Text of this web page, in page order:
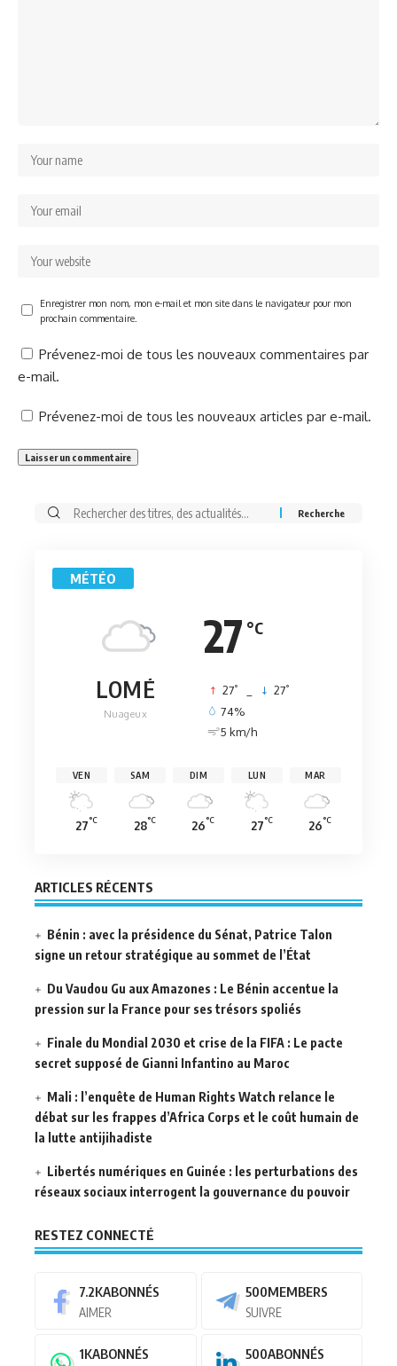
Enregistrer mon nom, mon e-mail et mon site dans le navigateur pour mon
prochain commentaire.
Prévenez-moi de tous les nouveaux commentaires par
e-mail.
Prévenez-moi de tous les nouveaux articles par e-mail.
Rechercher:
MÉTÉO
27 °C
LOMÉ
Nuageux
27° 27°
74%
5 km/h
VEN
27°C
SAM
28°C
DIM
26°C
LUN
27°C
MAR
26°C
ARTICLES RÉCENTS
Bénin : avec la présidence du Sénat, Patrice Talon
signe un retour stratégique au sommet de l’État
Du Vaudou Gu aux Amazones : Le Bénin accentue la
pression sur la France pour ses trésors spoliés
Finale du Mondial 2030 et crise de la FIFA : Le pacte
secret supposé de Gianni Infantino au Maroc
Mali : l’enquête de Human Rights Watch relance le
débat sur les frappes d’Africa Corps et le coût humain de
la lutte antijihadiste
Libertés numériques en Guinée : les perturbations des
réseaux sociaux interrogent la gouvernance du pouvoir
RESTEZ CONNECTÉ
7.2KABONNÉS
AIMER
500MEMBERS
SUIVRE
1KABONNÉS 500ABONNÉS